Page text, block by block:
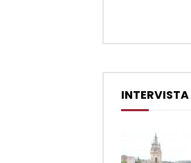
INTERVISTA